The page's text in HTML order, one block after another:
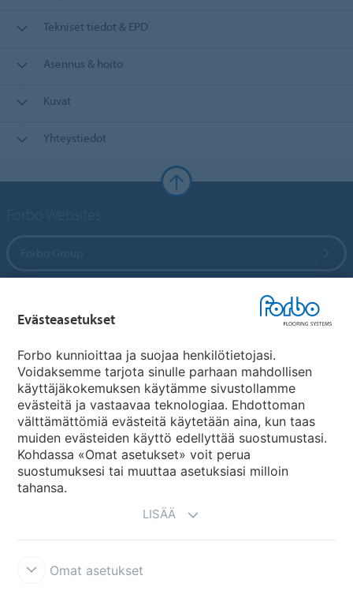
Tekniset tiedot & EPD
Asennus & hoito
Kuvat
Yhteystiedot
Maakohtaiset sivut
Valitse maa
Evästeasetukset
Forbo kunnioittaa ja suojaa henkilötietojasi.
Voidaksemme tarjota sinulle parhaan mahdollisen
käyttäjäkokemuksen käytämme sivustollamme
evästeitä ja vastaavaa teknologiaa. Ehdottoman
välttämättömiä evästeitä käytetään aina, kun taas
muiden evästeiden käyttö edellyttää suostumustasi.
Kohdassa «Omat asetukset» voit perua
suostumuksesi tai muuttaa asetuksiasi milloin
tahansa.
LISÄÄ
Omat asetukset